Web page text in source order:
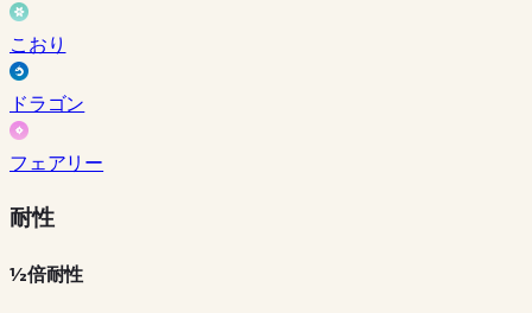
こおり
ドラゴン
フェアリー
耐性
½倍耐性